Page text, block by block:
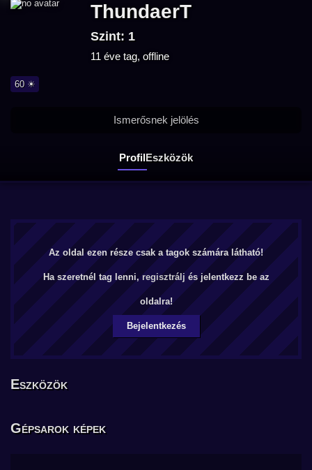
ThundaerT
Szint: 1
11 éve tag, offline
60 ☀
ProfilEszközök
Ismerősnek jelölés
Az oldal ezen része csak a tagok számára látható!
Ha szeretnél tag lenni, regisztrálj és jelentkezz be az
oldalra!
Bejelentkezés
Eszközök
Gépsarok képek